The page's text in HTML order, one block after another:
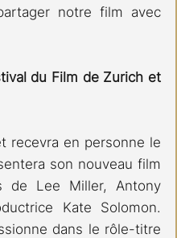
notre film avec
du Film de Zurich et
recevra en personne le
de Lee Miller, Antony
Kate Solomon.
dans le rôle-titre